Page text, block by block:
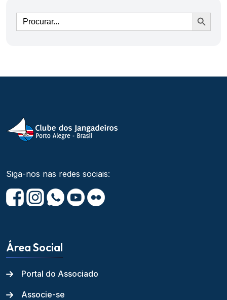
Ir
Siga-nos nas redes sociais:
Área Social
Portal do Associado
Associe-se